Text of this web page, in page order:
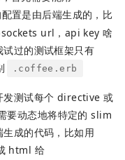
配置是由后端生成的，比
url，api key 啥
过的测试框架只有
.coffee.erb
测试每个 directive 或
动态地将特定的 slim
成的代码，比如用
html 给